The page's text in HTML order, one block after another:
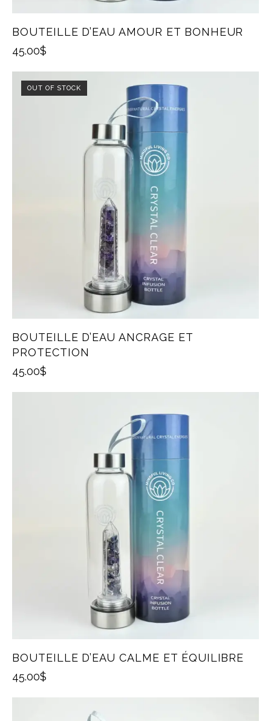
BOUTEILLE D’EAU AMOUR ET BONHEUR
45.00$
OUT OF STOCK
BOUTEILLE D’EAU ANCRAGE ET
PROTECTION
45.00$
BOUTEILLE D’EAU CALME ET ÉQUILIBRE
45.00$